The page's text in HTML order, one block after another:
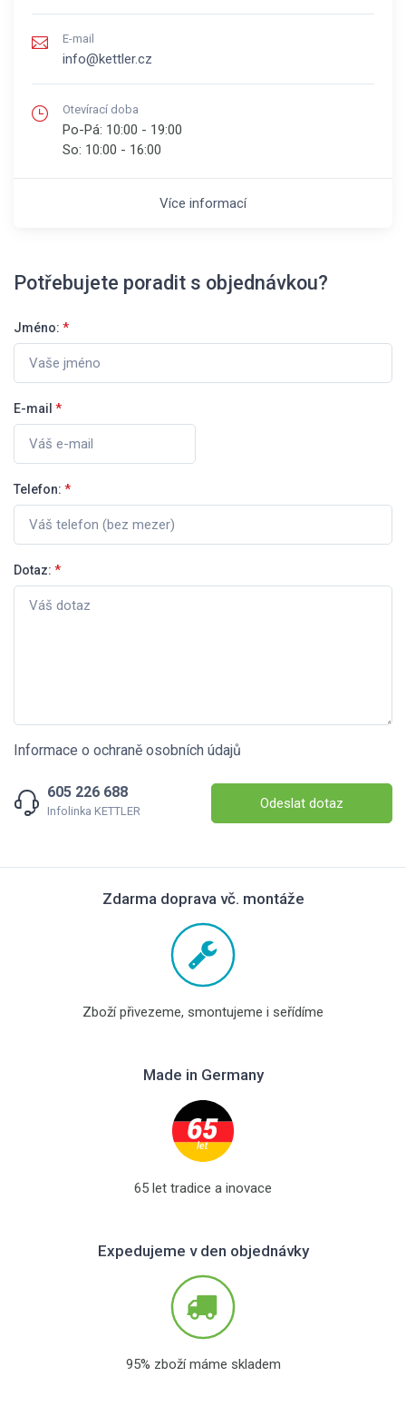
E-mail
info@kettler.cz
Otevírací doba
Po-Pá: 10:00 - 19:00
So: 10:00 - 16:00
Více informací
Potřebujete poradit s objednávkou?
Jméno: *
E-mail *
Telefon: *
Dotaz: *
Informace o ochraně osobních údajů
605 226 688
Infolinka KETTLER Odeslat dotaz
Zdarma doprava vč. montáže
Zboží přivezeme, smontujeme i seřídíme
Made in Germany
65 let tradice a inovace
Expedujeme v den objednávky
95% zboží máme skladem